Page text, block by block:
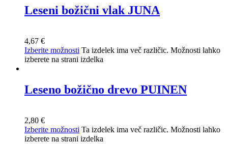
Leseni božični vlak JUNA
4,67 €
Izberite možnosti Ta izdelek ima več različic. Možnosti lahko
izberete na strani izdelka
Leseno božično drevo PUINEN
2,80 €
Izberite možnosti Ta izdelek ima več različic. Možnosti lahko
izberete na strani izdelka